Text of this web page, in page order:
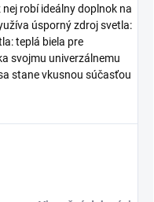
robí ideálny doplnok na
úsporný zdroj svetla:
teplá biela pre
svojmu univerzálnemu
stane vkusnou súčasťou